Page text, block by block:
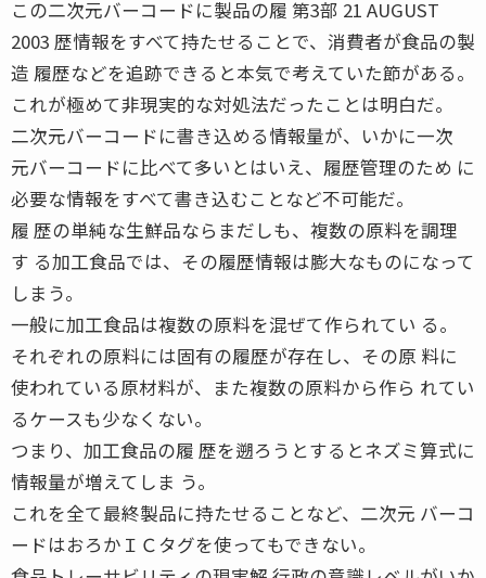
この二次元バーコードに製品の履 第3部 21 AUGUST
2003 歴情報をすべて持たせることで、消費者が食品の製
造 履歴などを追跡できると本気で考えていた節がある。
これが極めて非現実的な対処法だったことは明白だ。
二次元バーコードに書き込める情報量が、いかに一次
元バーコードに比べて多いとはいえ、履歴管理のため に
必要な情報をすべて書き込むことなど不可能だ。
履 歴の単純な生鮮品ならまだしも、複数の原料を調理
す る加工食品では、その履歴情報は膨大なものになって
しまう。
一般に加工食品は複数の原料を混ぜて作られてい る。
それぞれの原料には固有の履歴が存在し、その原 料に
使われている原材料が、また複数の原料から作ら れてい
るケースも少なくない。
つまり、加工食品の履 歴を遡ろうとするとネズミ算式に
情報量が増えてしま う。
これを全て最終製品に持たせることなど、二次元 バーコ
ードはおろかＩＣタグを使ってもできない。